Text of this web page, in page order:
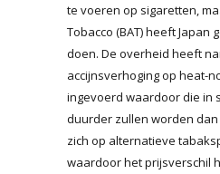
te voeren op sigaretten,
Tobacco (BAT) heeft Japan
doen. De overheid heeft
accijnsverhoging op heat-
ingevoerd waardoor die in
duurder zullen worden dan
zich op alternatieve
waardoor het prijsverschil